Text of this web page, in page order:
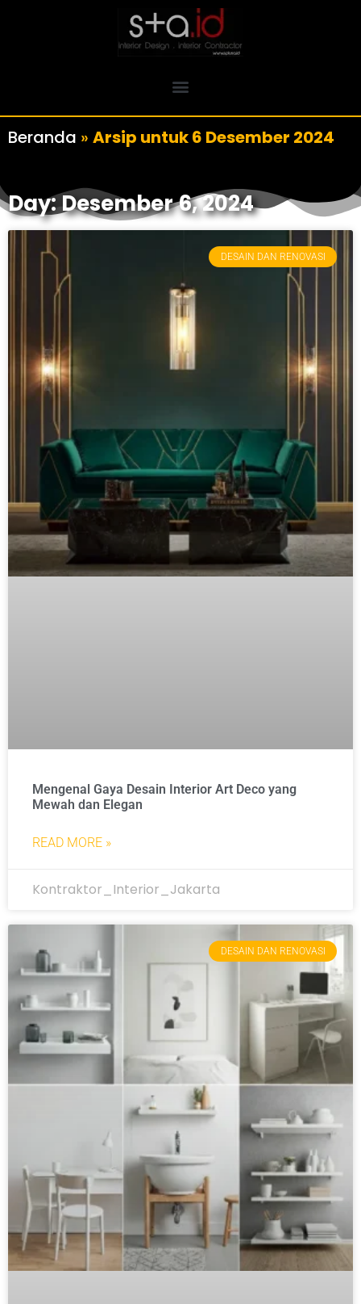
Beranda » Arsip untuk 6 Desember 2024
Day: Desember 6, 2024
DESAIN DAN RENOVASI
Mengenal Gaya Desain Interior Art Deco yang
Mewah dan Elegan
READ MORE »
Kontraktor_Interior_Jakarta
DESAIN DAN RENOVASI